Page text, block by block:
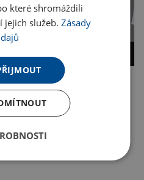
které shromáždili
jejich služeb.Zásady